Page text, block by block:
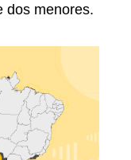
dos menores.